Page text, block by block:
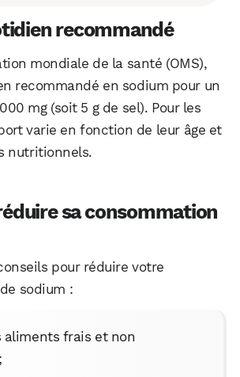
recommandé
mondiale de la santé (OMS),
recommandé en sodium pour un
mg (soit 5 g de sel). Pour les
varie en fonction de leur âge et
nutritionnels.
sa consommation
pour réduire votre
sodium :
aliments frais et non